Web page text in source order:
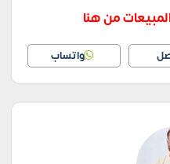
من هنا
واتساب